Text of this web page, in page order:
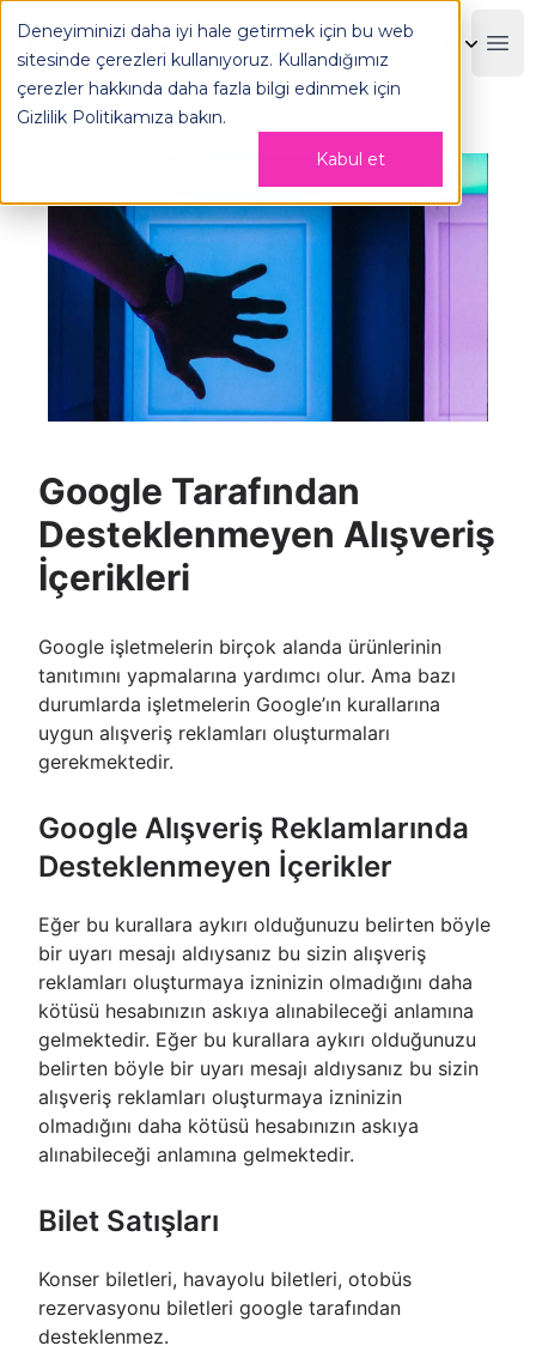
Deneyiminizi daha iyi hale getirmek için bu web
sitesinde çerezleri kullanıyoruz. Kullandığımız
çerezler hakkında daha fazla bilgi edinmek için
Gizlilik Politikamıza bakın.
Kabul et
OPLOG
Google Tarafından
Desteklenmeyen Alışveriş
İçerikleri
Google işletmelerin birçok alanda ürünlerinin
tanıtımını yapmalarına yardımcı olur. Ama bazı
durumlarda işletmelerin Google’ın kurallarına
uygun alışveriş reklamları oluşturmaları
gerekmektedir.
Google Alışveriş Reklamlarında
Desteklenmeyen İçerikler
Eğer bu kurallara aykırı olduğunuzu belirten böyle
bir uyarı mesajı aldıysanız bu sizin alışveriş
reklamları oluşturmaya izninizin olmadığını daha
kötüsü hesabınızın askıya alınabileceği anlamına
gelmektedir. Eğer bu kurallara aykırı olduğunuzu
belirten böyle bir uyarı mesajı aldıysanız bu sizin
alışveriş reklamları oluşturmaya izninizin
olmadığını daha kötüsü hesabınızın askıya
alınabileceği anlamına gelmektedir.
Bilet Satışları
Konser biletleri, havayolu biletleri, otobüs
rezervasyonu biletleri google tarafından
desteklenmez.